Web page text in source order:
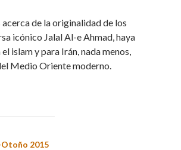
de la originalidad de los
icónico Jalal Al-e Ahmad, haya
islam y para Irán, nada menos,
Medio Oriente moderno.
Otoño 2015